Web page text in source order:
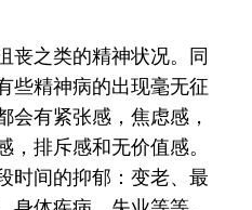
丧之类的精神状况。同
些精神病的出现毫无征
有紧张感，焦虑感，
，排斥感和无价值感。
时间的抑郁：变老、最